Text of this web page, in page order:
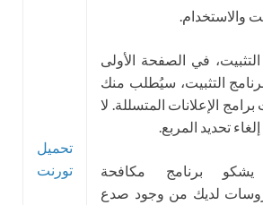
تحميل
تورنت
والاستخدام.
التثبيت، في الصفحة الأولى
التثبيت، سيُطلب منك
برامج الإعلانات المتسللة. لا
تحديد المربع.
برنامج مكافحة
لديك من وجود صدع